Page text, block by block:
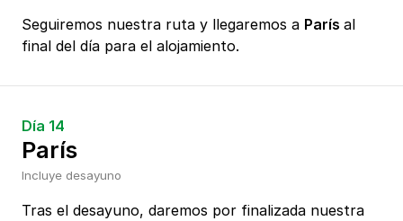
Seguiremos nuestra ruta y llegaremos a París al
final del día para el alojamiento.
Día 14
París
Incluye desayuno
Tras el desayuno, daremos por finalizada nuestra